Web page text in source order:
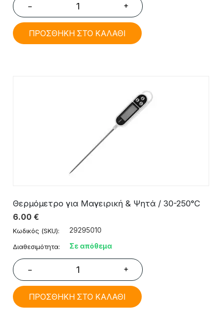
− +
ΠΡΟΣΘΗΚΗ ΣΤΟ ΚΑΛΑΘΙ
Θερμόμετρο για Μαγειρική & Ψητά / 30-250°C
6.00 €
Κωδικός (SKU): 29295010
Διαθεσιμότητα: Σε απόθεμα
− +
ΠΡΟΣΘΗΚΗ ΣΤΟ ΚΑΛΑΘΙ